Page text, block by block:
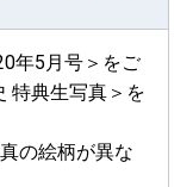
年5月号＞をご
特典生写真＞を
の絵柄が異な